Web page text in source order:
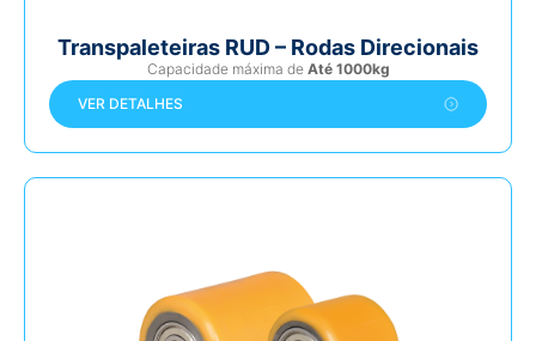
Transpaleteiras RUD – Rodas Direcionais
Capacidade máxima de Até 1000kg
VER DETALHES